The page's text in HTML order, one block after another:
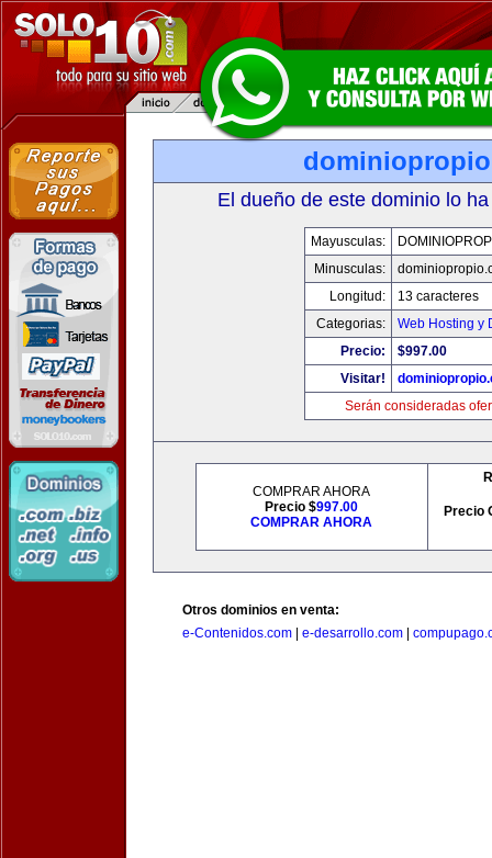
El dueño de este dominio lo
Mayusculas:
Minusculas:
Longitud:
13 caracteres
Categorias:
Web Hosting y
Precio:
$997.00
Visitar!
Serán consideradas
COMPRAR AHORA
Precio $997.00
COMPRAR AHORA
Precio
Otros dominios en venta:
e-Contenidos.com
e-desarrollo.com